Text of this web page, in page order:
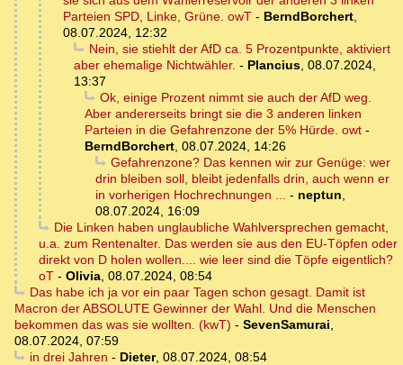
Parteien SPD, Linke, Grüne. owT - BerndBorchert,
08.07.2024, 12:32
Nein, sie stiehlt der AfD ca. 5 Prozentpunkte, aktiviert
aber ehemalige Nichtwähler. - Plancius, 08.07.2024,
13:37
Ok, einige Prozent nimmt sie auch der AfD weg.
Aber andererseits bringt sie die 3 anderen linken
Parteien in die Gefahrenzone der 5% Hürde. owt -
BerndBorchert, 08.07.2024, 14:26
Gefahrenzone? Das kennen wir zur Genüge: wer
drin bleiben soll, bleibt jedenfalls drin, auch wenn er
in vorherigen Hochrechnungen ... - neptun,
08.07.2024, 16:09
Die Linken haben unglaubliche Wahlversprechen gemacht,
u.a. zum Rentenalter. Das werden sie aus den EU-Töpfen oder
direkt von D holen wollen.... wie leer sind die Töpfe eigentlich?
oT - Olivia, 08.07.2024, 08:54
Das habe ich ja vor ein paar Tagen schon gesagt. Damit ist
Macron der ABSOLUTE Gewinner der Wahl. Und die Menschen
bekommen das was sie wollten. (kwT) - SevenSamurai,
08.07.2024, 07:59
in drei Jahren - Dieter, 08.07.2024, 08:54